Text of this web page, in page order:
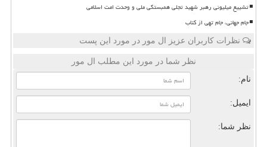
تشییع میلیونی رهبر شهید تجلی همبستگی ملی و وحدت امت اسلامی
جام جهانی، جام تهی از کتاب
نظرات کاربران عزیز ال مور در مورد این پست
نظر شما در مورد این مطلب ال مور
نام:
ایمیل:
نظر شما: